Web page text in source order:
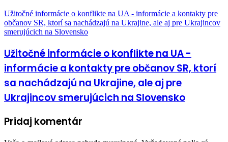
Užitočné informácie o konflikte na UA - informácie a kontakty pre
občanov SR, ktorí sa nachádzajú na Ukrajine, ale aj pre Ukrajincov
smerujúcich na Slovensko
Užitočné informácie o konflikte na UA -
informácie a kontakty pre občanov SR, ktorí
sa nachádzajú na Ukrajine, ale aj pre
Ukrajincov smerujúcich na Slovensko
Pridaj komentár